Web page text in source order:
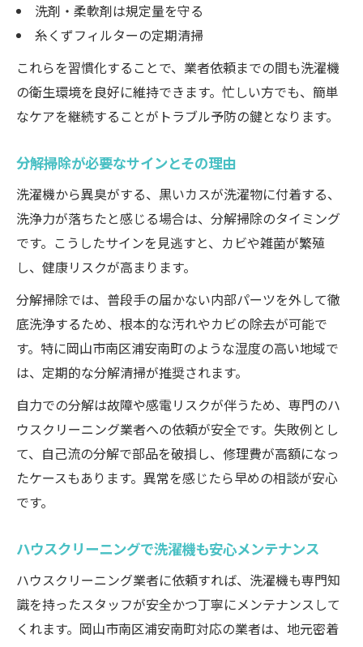
洗剤・柔軟剤は規定量を守る
糸くずフィルターの定期清掃
これらを習慣化することで、業者依頼までの間も洗濯機
の衛生環境を良好に維持できます。忙しい方でも、簡単
なケアを継続することがトラブル予防の鍵となります。
分解掃除が必要なサインとその理由
洗濯機から異臭がする、黒いカスが洗濯物に付着する、
洗浄力が落ちたと感じる場合は、分解掃除のタイミング
です。こうしたサインを見逃すと、カビや雑菌が繁殖
し、健康リスクが高まります。
分解掃除では、普段手の届かない内部パーツを外して徹
底洗浄するため、根本的な汚れやカビの除去が可能で
す。特に岡山市南区浦安南町のような湿度の高い地域で
は、定期的な分解清掃が推奨されます。
自力での分解は故障や感電リスクが伴うため、専門のハ
ウスクリーニング業者への依頼が安全です。失敗例とし
て、自己流の分解で部品を破損し、修理費が高額になっ
たケースもあります。異常を感じたら早めの相談が安心
です。
ハウスクリーニングで洗濯機も安心メンテナンス
ハウスクリーニング業者に依頼すれば、洗濯機も専門知
識を持ったスタッフが安全かつ丁寧にメンテナンスして
くれます。岡山市南区浦安南町対応の業者は、地元密着